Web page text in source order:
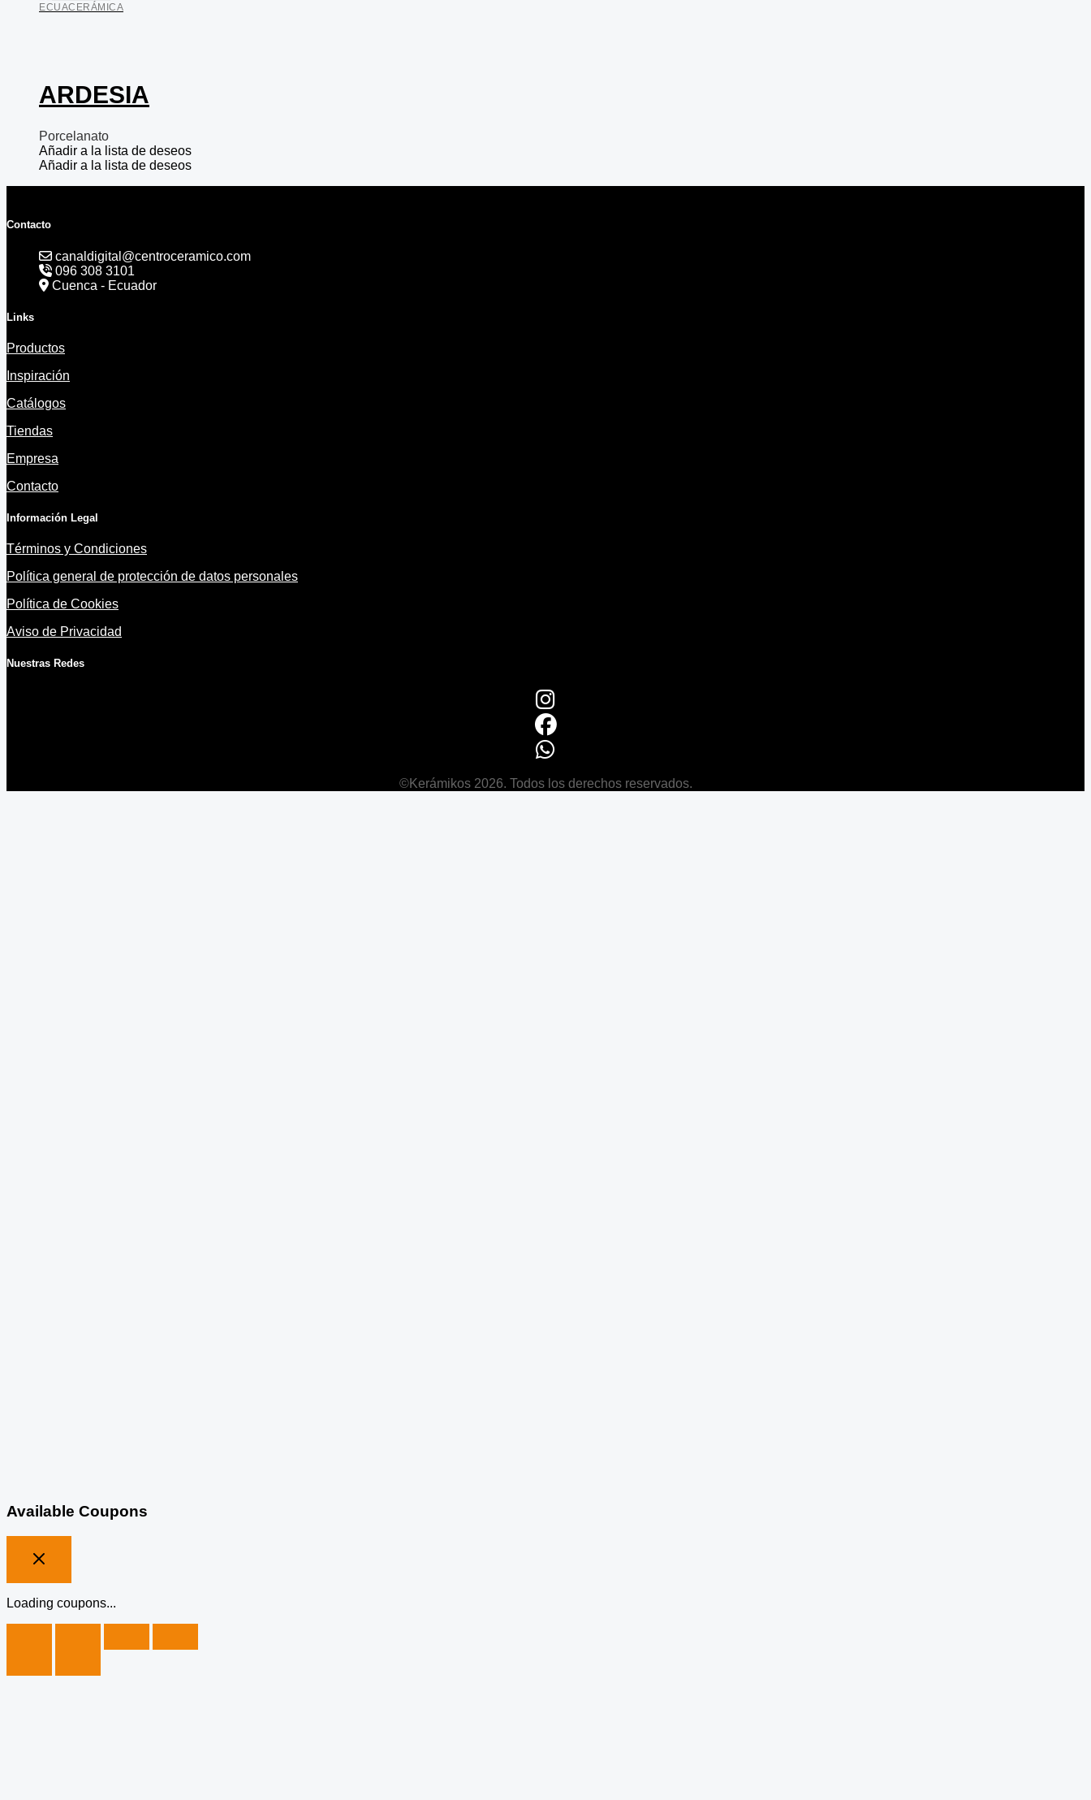
ECUACERÁMICA
ARDESIA
Porcelanato
Añadir a la lista de deseos
Añadir a la lista de deseos
Contacto
canaldigital@centroceramico.com
096 308 3101
Cuenca - Ecuador
Links
Productos
Inspiración
Catálogos
Tiendas
Empresa
Contacto
Información Legal
Términos y Condiciones
Política general de protección de datos personales
Política de Cookies
Aviso de Privacidad
Nuestras Redes
©Kerámikos 2026. Todos los derechos reservados.
Available Coupons
Loading coupons...